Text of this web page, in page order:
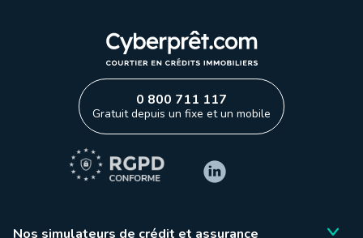
0 800 711 117
Gratuit depuis un fixe et un mobile
Nos simulateurs de crédit et assurance